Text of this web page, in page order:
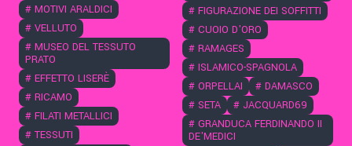
# MOTIVI ARALDICI
# VELLUTO
# MUSEO DEL TESSUTO
PRATO
# EFFETTO LISERÈ
# RICAMO
# FILATI METALLICI
# TESSUTI
# FIGURAZIONE DEI SOFFITTI
# CUOIO D'ORO
# RAMAGES
# ISLAMICO-SPAGNOLA
# ORPELLAI # DAMASCO
# SETA # JACQUARD69
# GRANDUCA FERDINANDO II
DE'MEDICI